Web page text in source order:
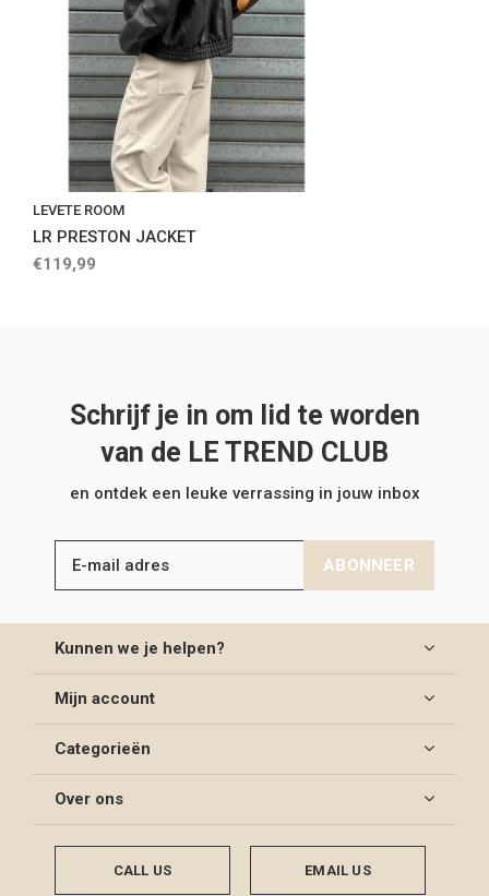
LEVETE ROOM
LR PRESTON JACKET
€119,99
Schrijf je in om lid te worden
van de LE TREND CLUB
en ontdek een leuke verrassing in jouw inbox
ABONNEER
Kunnen we je helpen?
Mijn account
Categorieën
Over ons
CALL US EMAIL US